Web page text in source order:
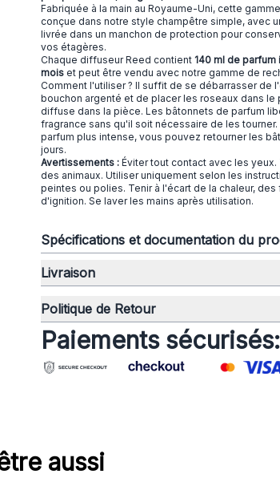
Fabriquée à la main au Royaume-Uni, cette
conçue dans notre style champêtre simple, avec
livrée dans un manchon de protection pour
vos étagères.
Chaque diffuseur Reed contient 140 ml de
mois et peut être vendu avec notre gamme de
Comment l'utiliser ? Il suffit de se débarrasser de
bouchon argenté et de placer les roseaux dans
diffuse dans la pièce. Les bâtonnets de parfum
fragrance sans qu'il soit nécessaire de les
parfum plus intense, vous pouvez retourner les
jours.
Avertissements : Éviter tout contact avec les
des animaux. Utiliser uniquement selon les
peintes ou polies. Tenir à l'écart de la chaleur,
d'ignition. Se laver les mains après utilisation.
Spécifications et documentation du
Livraison
Politique de Retour
Paiements sécurisés:
aussi